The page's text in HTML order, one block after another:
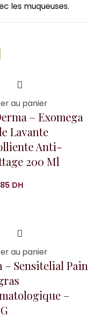
les muqueuses.
au panier
– Exomega
Lavante
Anti-
200 Ml
85 DH
au panier
– Sensitelial Pain
–